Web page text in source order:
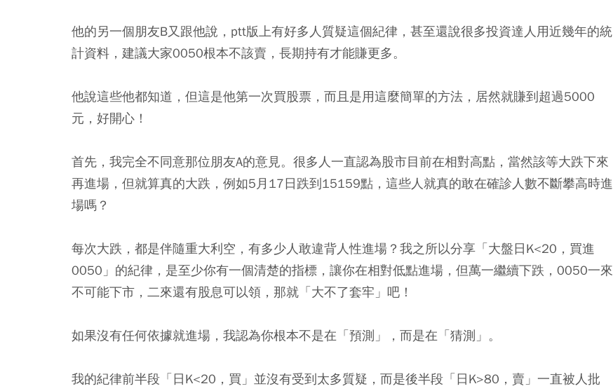
他的另一個朋友B又跟他說，ptt版上有好多人質疑這個紀律，甚至還說很多投資達人用近幾年的統
計資料，建議大家0050根本不該賣，長期持有才能賺更多。
他說這些他都知道，但這是他第一次買股票，而且是用這麼簡單的方法，居然就賺到超過5000
元，好開心！
首先，我完全不同意那位朋友A的意見。很多人一直認為股市目前在相對高點，當然該等大跌下來
再進場，但就算真的大跌，例如5月17日跌到15159點，這些人就真的敢在確診人數不斷攀高時進
場嗎？
每次大跌，都是伴隨重大利空，有多少人敢違背人性進場？我之所以分享「大盤日K<20，買進
0050」的紀律，是至少你有一個清楚的指標，讓你在相對低點進場，但萬一繼續下跌，0050一來
不可能下市，二來還有股息可以領，那就「大不了套牢」吧！
如果沒有任何依據就進場，我認為你根本不是在「預測」，而是在「猜測」。
我的紀律前半段「日K<20，買」並沒有受到太多質疑，而是後半段「日K>80，賣」一直被人批